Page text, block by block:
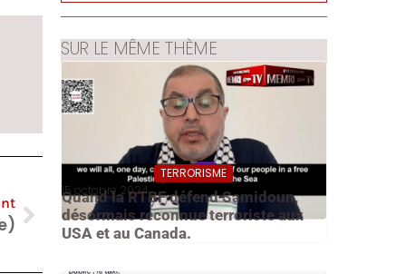
SUR LE MÊME THÈME
TERRORISME
15 octobre 2024
Quand la RTBF défend Samidoun,
désormais reconnue terroriste aux
USA et au Canada.